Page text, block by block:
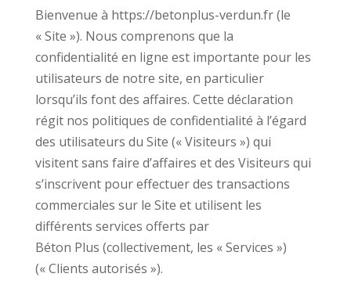
Bienvenue à https://betonplus-verdun.fr (le
« Site »). Nous comprenons que la
confidentialité en ligne est importante pour les
utilisateurs de notre site, en particulier
lorsqu’ils font des affaires. Cette déclaration
régit nos politiques de confidentialité à l’égard
des utilisateurs du Site (« Visiteurs ») qui
visitent sans faire d’affaires et des Visiteurs qui
s’inscrivent pour effectuer des transactions
commerciales sur le Site et utilisent les
différents services offerts par
Béton Plus (collectivement, les « Services »)
(« Clients autorisés »).